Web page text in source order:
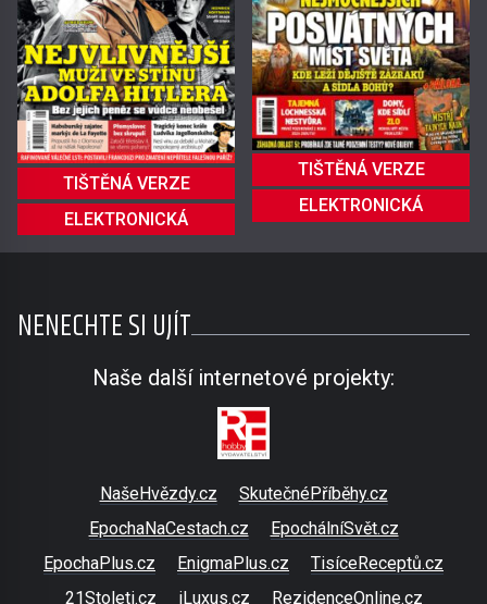
TIŠTĚNÁ VERZE
ELEKTRONICKÁ
TIŠTĚNÁ VERZE
ELEKTRONICKÁ
NENECHTE SI UJÍT
Naše další internetové projekty:
NašeHvězdy.cz
SkutečnéPříběhy.cz
EpochaNaCestach.cz
EpochálníSvět.cz
EpochaPlus.cz
EnigmaPlus.cz
TisíceReceptů.cz
21Stoleti.cz
iLuxus.cz RezidenceOnline.cz